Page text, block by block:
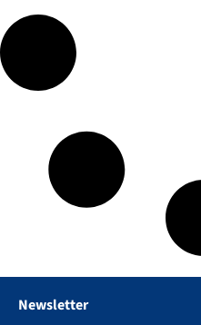
Newsletter